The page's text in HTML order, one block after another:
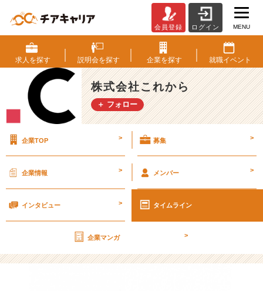
い
な
と
思
う
情
セ
を
社
４
選
会員登録 ログイン MENU
求人を探す 説明会を探す 企業を探す 就職イベント
株式会社これから
＋ フォロー
企業TOP > 募集 >
企業情報 > メンバー >
インタビュー > タイムライン
企業マンガ >